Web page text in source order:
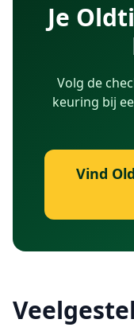
Je
Volg de
keuring bij
Vind